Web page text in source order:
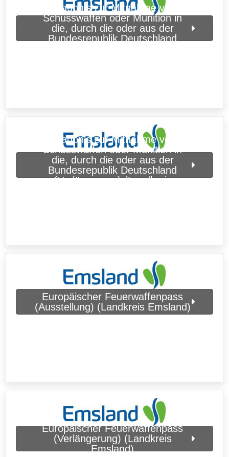
Erlaubnis zur Mitnahme von
Schusswaffen oder Munition in
die, durch die oder aus der
Bundesrepublik Deutschland
Erlaubnis zur Mitnahme von
Schusswaffen oder Munition in
die, durch die oder aus der
Bundesrepublik Deutschland
(Verlängerung) (Landkreis
Europäischer Feuerwaffenpass
(Ausstellung) (Landkreis Emsland)
Europäischer Feuerwaffenpass
(Verlängerung) (Landkreis
Emsland)